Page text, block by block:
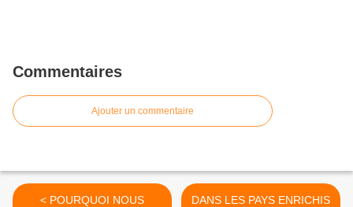
Commentaires
Ajouter un commentaire
< POURQUOI NOUS
DANS LES PAYS ENRICHIS